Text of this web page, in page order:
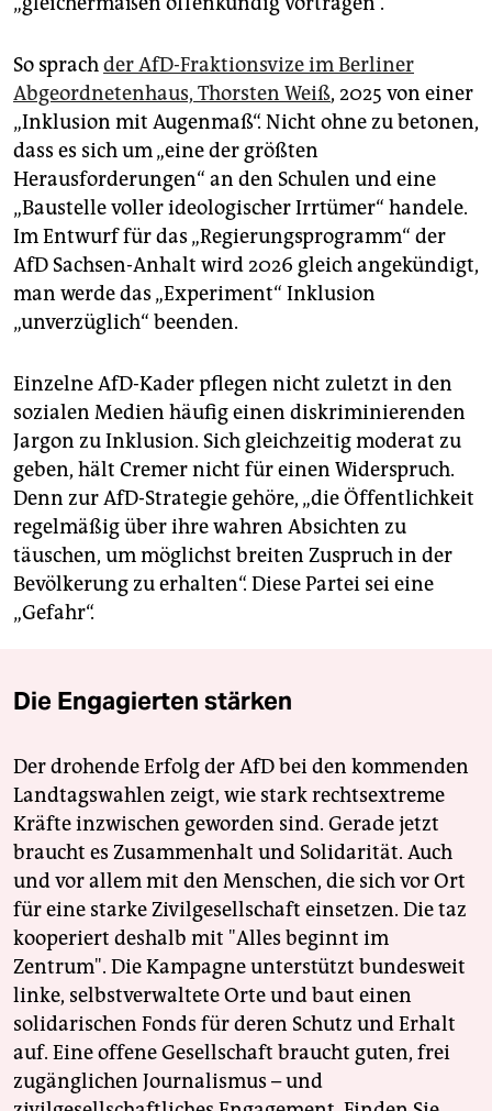
So sprachder AfD-Fraktionsvize im Berliner
Abgeordnetenhaus, Thorsten Weiß, 2025 von einer
„Inklusion mit Augenmaß“. Nicht ohne zu betonen,
dass es sich um „eine der größten
Herausforderungen“ an den Schulen und eine
„Baustelle voller ideologischer Irrtümer“ handele.
Im Entwurf für das „Regierungsprogramm“ der
AfD Sachsen-Anhalt wird 2026 gleich angekündigt,
man werde das „Experiment“ Inklusion
„unverzüglich“ beenden.
Einzelne AfD-Kader pflegen nicht zuletzt in den
sozialen Medien häufig einen diskriminierenden
Jargon zu Inklusion. Sich gleichzeitig moderat zu
geben, hält Cremer nicht für einen Widerspruch.
Denn zur AfD-Strategie gehöre, „die Öffentlichkeit
regelmäßig über ihre wahren Absichten zu
täuschen, um möglichst breiten Zuspruch in der
Bevölkerung zu erhalten“. Diese Partei sei eine
„Gefahr“.
Die Engagierten stärken
Der drohende Erfolg der AfD bei den kommenden
Landtagswahlen zeigt, wie stark rechtsextreme
Kräfte inzwischen geworden sind. Gerade jetzt
braucht es Zusammenhalt und Solidarität. Auch
und vor allem mit den Menschen, die sich vor Ort
für eine starke Zivilgesellschaft einsetzen. Die taz
kooperiert deshalb mit "Alles beginnt im
Zentrum". Die Kampagne unterstützt bundesweit
linke, selbstverwaltete Orte und baut einen
solidarischen Fonds für deren Schutz und Erhalt
auf. Eine offene Gesellschaft braucht guten, frei
zugänglichen Journalismus – und